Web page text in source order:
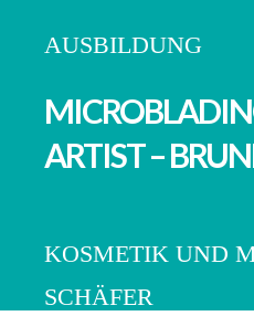
AUSBILDUNG
ARTIST –
KOSMETIK UND
SCHÄFER
Portrait
Historie
Thorsten